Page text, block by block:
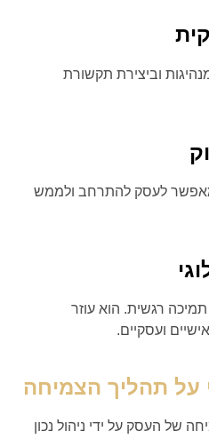
וביצירת תקשורת
מאפשר לעסק להתרחב ולממש
רגשית. הוא עוזר
ועסקיים.
על תהליך הצמיחה
של העסק על ידי ניהול נכון